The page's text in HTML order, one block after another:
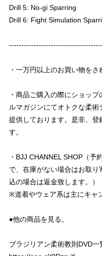
Drill 5: No-gi Sparring
Drill 6: Fight Simulation
・一万円以上のお買い物をさ
・商品ご購入の際にショッ
ルマガジンにてオトクな柔
提供しております。是非、登
す。
・BJJ CHANNEL SHOP（
で、在庫がない場合はお取
込の場合は返金致します。）
※道着やウェア系は主にキャ
●他の商品を見る。
ブラジリアン柔術教則DVD一